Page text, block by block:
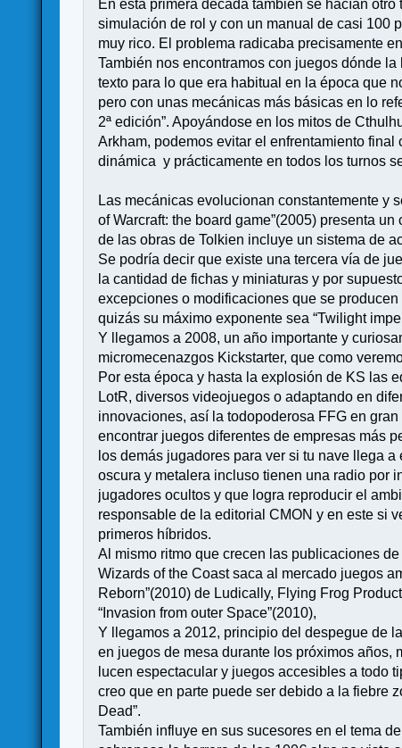
En esta primera década también se hacían
simulación de rol y con un manual de casi 100
muy rico. El problema radicaba precisamente
También nos encontramos con juegos dónde
texto para lo que era habitual en la época que
pero con unas mecánicas más básicas en lo
2ª edición”. Apoyándose en los mitos de
Arkham, podemos evitar el enfrentamiento
dinámica y prácticamente en todos los turnos
Las mecánicas evolucionan constantemente y
of Warcraft: the board game”(2005) presenta
de las obras de Tolkien incluye un sistema de
Se podría decir que existe una tercera vía de
la cantidad de fichas y miniaturas y por
excepciones o modificaciones que se
quizás su máximo exponente sea “Twilight
Y llegamos a 2008, un año importante y
micromecenazgos Kickstarter, que como
Por esta época y hasta la explosión de KS las
LotR, diversos videojuegos o adaptando en
innovaciones, así la todopoderosa FFG en
encontrar juegos diferentes de empresas más
los demás jugadores para ver si tu nave llega
oscura y metalera incluso tienen una radio por
jugadores ocultos y que logra reproducir el
responsable de la editorial CMON y en este si
primeros híbridos.
Al mismo ritmo que crecen las publicaciones
Wizards of the Coast saca al mercado juegos
Reborn”(2010) de Ludically, Flying Frog
“Invasion from outer Space”(2010),
Y llegamos a 2012, principio del despegue de
en juegos de mesa durante los próximos años,
lucen espectacular y juegos accesibles a todo
creo que en parte puede ser debido a la fiebre
Dead”.
También influye en sus sucesores en el tema